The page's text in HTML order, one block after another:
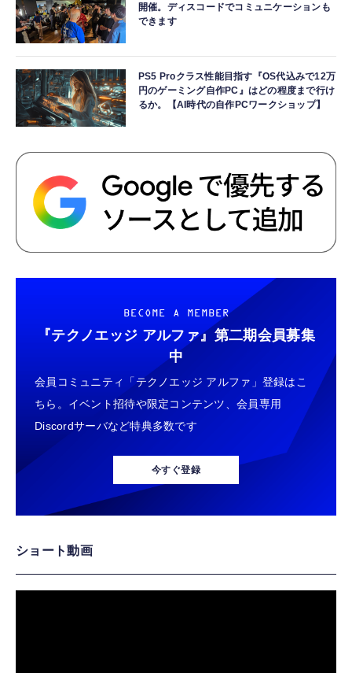
開催。ディスコードでコミュニケーションも
できます
PS5 Proクラス性能目指す『OS代込みで12万
円のゲーミング自作PC』はどの程度まで行け
るか。【AI時代の自作PCワークショップ】
BECOME A MEMBER
『テクノエッジ アルファ』 第二期会員募集
中
会員コミュニティ「テクノエッジ アルファ」登録はこ
ちら。イベント招待や限定コンテンツ、会員専用
Discordサーバなど特典多数です
今すぐ登録
ショート動画